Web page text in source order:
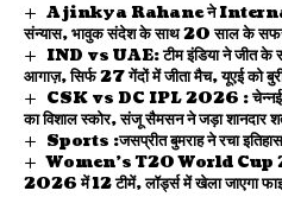
Ajinkya Rahane ने
संन्यास, भावुक संदेश के साथ 20 साल के सफर
IND vs UAE: टीम इंडिया ने जीत
आगाज़, सिर्फ 27 गेंदों में जीता मैच, यूएई को बुरी
CSK vs DC IPL 2026 : चेन्नई ने
का विशाल स्कोर, संजू सैमसन ने जड़ा शानदार
Sports :जसप्रीत बुमराह ने रचा इतिहास,
Women’s T20 World Cup
2026 में 12 टीमें, लॉर्ड्स में खेला जाएगा